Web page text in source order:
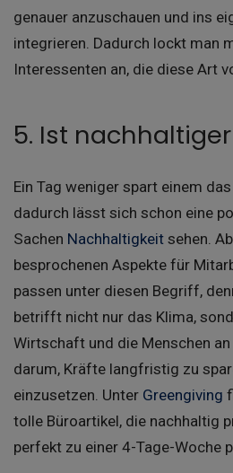
genauer anzuschauen und ins
integrieren. Dadurch lockt man
Interessenten an, die diese Art
5. Ist nachhaltiger
Ein Tag weniger spart einem
dadurch lässt sich schon eine
Sachen Nachhaltigkeit sehen.
besprochenen Aspekte für
passen unter diesen Begriff,
betrifft nicht nur das Klima,
Wirtschaft und die Menschen
darum, Kräfte langfristig zu
einzusetzen. Unter Greengiving
tolle Büroartikel, die nachhaltig
perfekt zu einer 4-Tage-Woche